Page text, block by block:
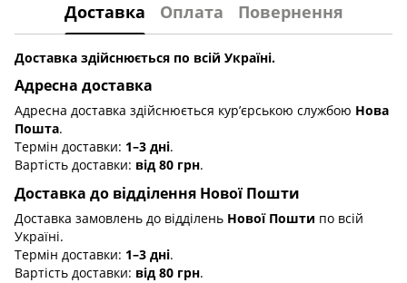
Доставка Оплата Повернення
Доставка здійснюється по всій Україні.
Адресна доставка
Адресна доставка здійснюється кур’єрською службою Нова
Пошта.
Термін доставки: 1–3 дні.
Вартість доставки: від 80 грн.
Доставка до відділення Нової Пошти
Доставка замовлень до відділень Нової Пошти по всій
Україні.
Термін доставки: 1–3 дні.
Вартість доставки: від 80 грн.